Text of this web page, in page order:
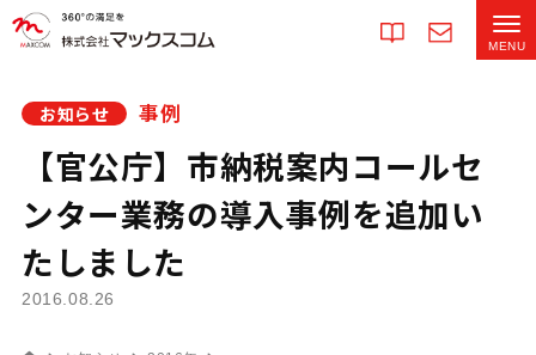
お知らせ 事例
【官公庁】市納税案内コールセ
ンター業務の導入事例を追加い
たしました
2016.08.26